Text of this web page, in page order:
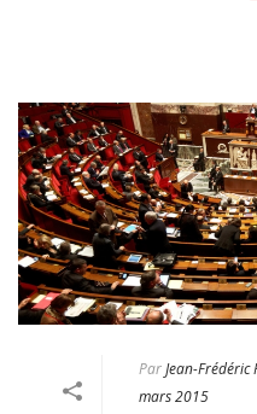
ParJean-Frédéric
mars 2015